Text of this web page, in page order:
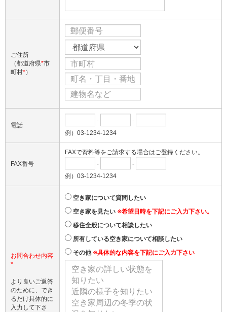
ご住所
（都道府県*市
町村*）
電話
-
-
例）03-1234-1234
FAX番号
FAXで資料等をご請求する場合はご登録ください。
-
-
例）03-1234-1234
お問合わせ内容
*
より良いご返答
のために、でき
るだけ具体的に
入力して下さ
空き家について質問したい
空き家を見たい ※希望日時を下記にご入力下さい。
移住全般について相談したい
所有している空き家について相談したい
その他 ※具体的な内容を下記にご入力下さい